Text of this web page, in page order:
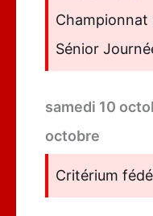
Championnat
Sénior
samedi 10
octobre
Critérium